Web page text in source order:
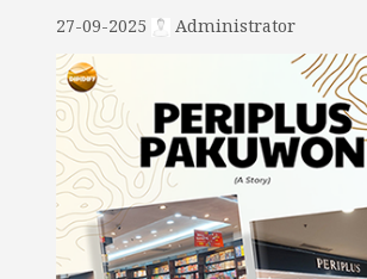
27-09-2025 Administrator